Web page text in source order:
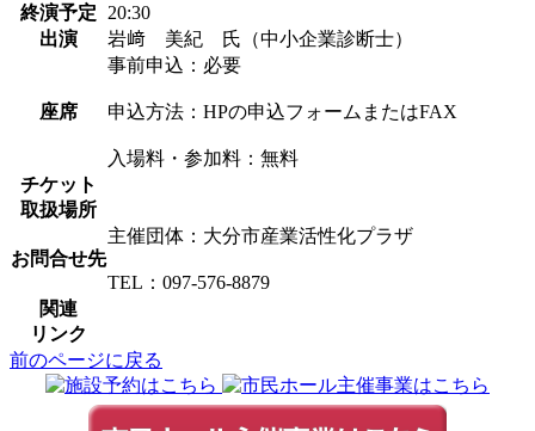
終演予定
20:30
出演
岩﨑 美紀 氏（中小企業診断士）
座席
事前申込：必要
申込方法：HPの申込フォームまたはFAX
入場料・参加料：無料
チケット
取扱場所
お問合せ先
主催団体：大分市産業活性化プラザ
TEL：097-576-8879
関連
リンク
前のページに戻る